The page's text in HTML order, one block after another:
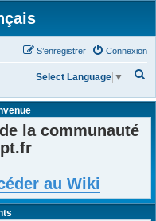
Connexion
S’enregistrer
h
Select Language ▼
la communauté
au Wiki